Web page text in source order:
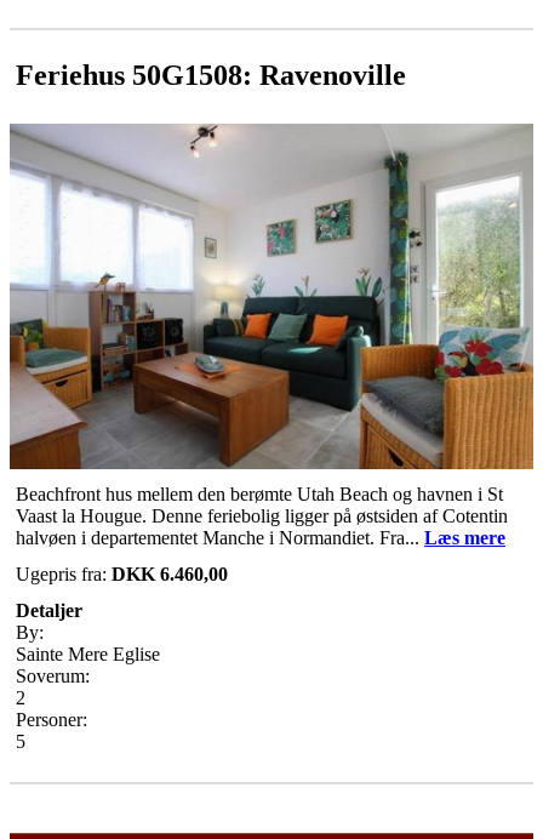
Feriehus 50G1508: Ravenoville
Beachfront hus mellem den berømte Utah Beach og havnen i St
Vaast la Hougue. Denne feriebolig ligger på østsiden af Cotentin
halvøen i departementet Manche i Normandiet. Fra... Læs mere
Ugepris fra: DKK 6.460,00
Detaljer
By:
Sainte Mere Eglise
Soverum:
2
Personer:
5